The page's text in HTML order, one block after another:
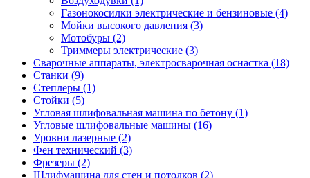
Газонокосилки электрические и бензиновые (4)
Мойки высокого давления (3)
Мотобуры (2)
Триммеры электрические (3)
Сварочные аппараты, электросварочная оснастка (18)
Станки (9)
Степлеры (1)
Стойки (5)
Угловая шлифовальная машина по бетону (1)
Угловые шлифовальные машины (16)
Уровни лазерные (2)
Фен технический (3)
Фрезеры (2)
Шлифмашина для стен и потолков (2)